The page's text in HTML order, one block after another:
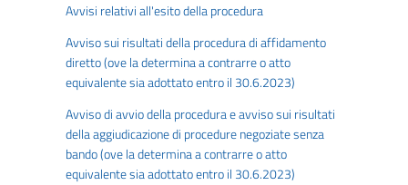
Avvisi relativi all'esito della procedura
Avviso sui risultati della procedura di affidamento
diretto (ove la determina a contrarre o atto
equivalente sia adottato entro il 30.6.2023)
Avviso di avvio della procedura e avviso sui risultati
della aggiudicazione di procedure negoziate senza
bando (ove la determina a contrarre o atto
equivalente sia adottato entro il 30.6.2023)